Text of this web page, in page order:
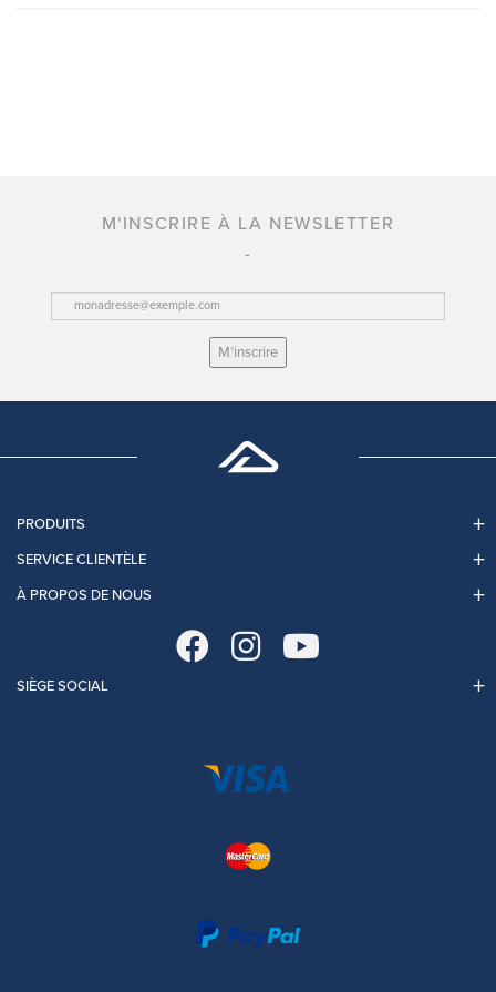
M'INSCRIRE À LA NEWSLETTER
M’inscrire
PRODUITS
SERVICE CLIENTÈLE
À PROPOS DE NOUS
SIÈGE SOCIAL